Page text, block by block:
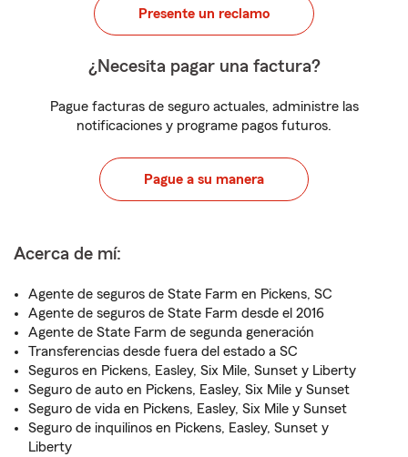
Presente un reclamo
¿Necesita pagar una factura?
Pague facturas de seguro actuales, administre las
notificaciones y programe pagos futuros.
Pague a su manera
Acerca de mí:
Agente de seguros de State Farm en Pickens, SC
Agente de seguros de State Farm desde el 2016
Agente de State Farm de segunda generación
Transferencias desde fuera del estado a SC
Seguros en Pickens, Easley, Six Mile, Sunset y Liberty
Seguro de auto en Pickens, Easley, Six Mile y Sunset
Seguro de vida en Pickens, Easley, Six Mile y Sunset
Seguro de inquilinos en Pickens, Easley, Sunset y
Liberty